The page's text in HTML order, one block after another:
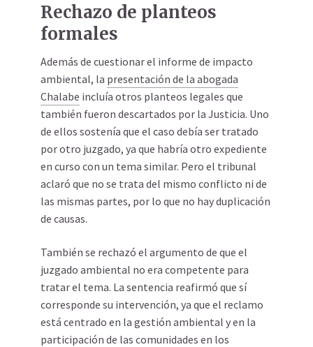
Rechazo de planteos
formales
Además de cuestionar el informe de impacto
ambiental, la presentación de la abogada
Chalabe incluía otros planteos legales que
también fueron descartados por la Justicia. Uno
de ellos sostenía que el caso debía ser tratado
por otro juzgado, ya que habría otro expediente
en curso con un tema similar. Pero el tribunal
aclaró que no se trata del mismo conflicto ni de
las mismas partes, por lo que no hay duplicación
de causas.
También se rechazó el argumento de que el
juzgado ambiental no era competente para
tratar el tema. La sentencia reafirmó que sí
corresponde su intervención, ya que el reclamo
está centrado en la gestión ambiental y en la
participación de las comunidades en los